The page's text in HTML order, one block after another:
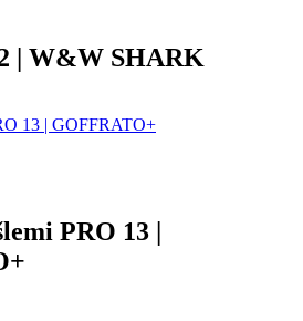
| W&W SHARK
13 | GOFFRATO+
PRO 13 |